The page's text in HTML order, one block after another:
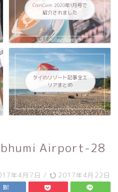
CanCam 2020年1月号で
紹介されました
タイのリゾート記事全エ
リアまとめ
Airport-28
年4月7日 / 2017年4月22日